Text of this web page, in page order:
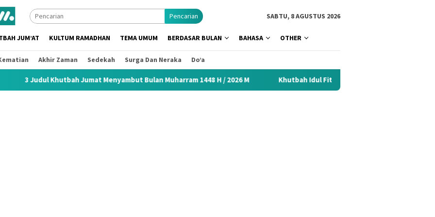
Pencarian SABTU, 8 AGUSTUS 2026
JUM’AT KULTUM RAMADHAN TEMA UMUM BERDASAR BULAN BAHASA OTHER
Akhir Zaman Sedekah Surga Dan Neraka Do’a
Jumat Menyambut Bulan Muharram 1448 H / 2026 M Khutbah Idul Fitri 2026 Menyentuh Hati: Kumpulan Materi